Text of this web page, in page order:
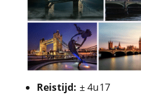
Reistijd: ± 4u17